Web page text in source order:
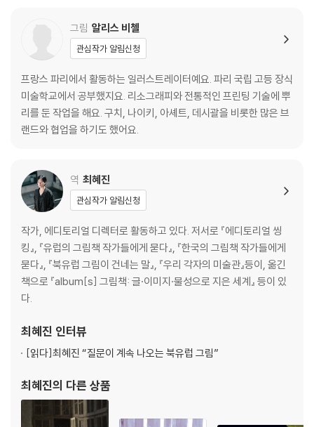
그림 알리스 비첼
관심작가 알림신청
프랑스 파리에서 활동하는 일러스트레이터예요. 파리 국립 고등 장식
미술학교에서 공부했지요. 리소그래피와 전통적인 프린팅 기술에 뿌
리를 둔 작업을 해요. 구치, 나이키, 아셰트, 데시괄을 비롯한 많은 브
랜드와 협업을 하기도 했어요.
역 최혜진
관심작가 알림신청
작가, 에디토리얼 디렉터로 활동하고 있다. 저서로 『에디토리얼 씽
킹』, 『유럽의 그림책 작가들에게 묻다』, 『한국의 그림책 작가들에게
묻다』, 『북유럽 그림이 건네는 말』, 『우리 각자의 미술관』등이, 옮긴
책으로 『album[s] 그림책: 글·이미지·물성으로 지은 세계』 등이 있
다.
최혜진 인터뷰
[읽다]최혜진 “질문이 계속 나오는 북유럽 그림”
최혜진의 다른 상품